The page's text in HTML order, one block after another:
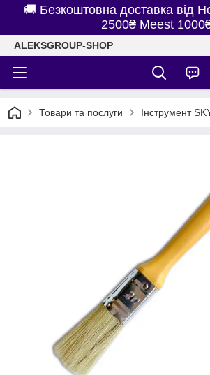
🚚 Безкоштовна доставка від
2500₴ Meest
ALEKSGROUP-SHOP
Товари та послуги Інструмент